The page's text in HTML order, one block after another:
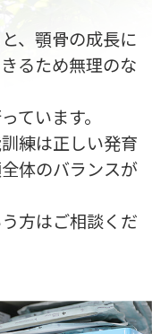
、顎骨の成長に
るため無理のな
ています。
練は正しい発育
体のバランスが
方はご相談くだ